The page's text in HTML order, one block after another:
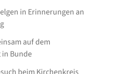
in Erinnerungen an
auf dem
Bunde